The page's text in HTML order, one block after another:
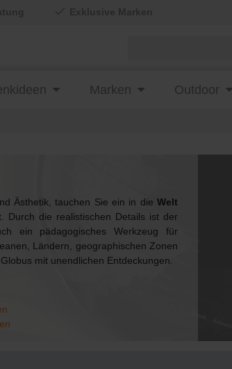
Marken Outdoor
Ästhetik, tauchen Sie ein in die Welt
Durch die realistischen Details ist der
ein pädagogisches Werkzeug für
Ländern, geographischen Zonen
mit unendlichen Entdeckungen.